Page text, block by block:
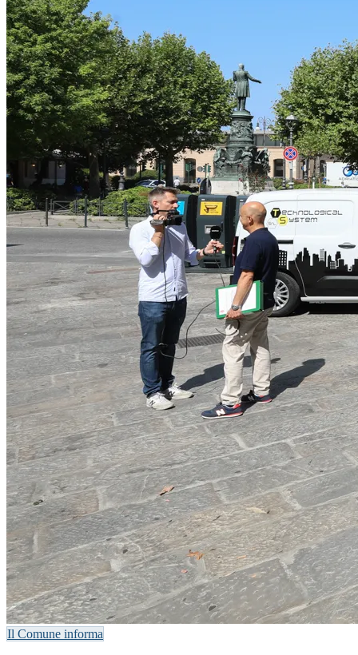
Il Comune informa